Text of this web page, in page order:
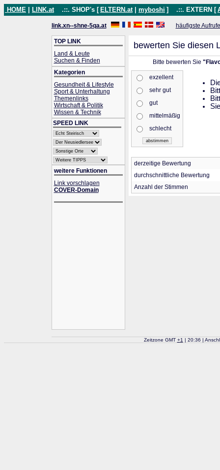
HOME LINK.at .::. SHOP's [ ELTERN.at myboshi ] .::. EXTERN [
link.xn--shne-5qa.at häufigste Aufrufe
TOP LINK
Land & Leute
Suchen & Finden
Kategorien
Gesundheit & Lifestyle
Sport & Unterhaltung
Themenlinks
Wirtschaft & Politik
Wissen & Technik
SPEED LINK
weitere Funktionen
Link vorschlagen
COVER-Domain
bewerten Sie diesen
Bitte bewerten Sie
exzellent
sehr gut
gut
mittelmäßig
schlecht
derzeitige Bewertung
durchschnittliche Bewertung
Anzahl der Stimmen
Zeitzone GMT +1 | 20:36 |